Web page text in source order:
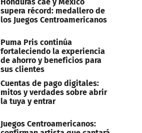
supera récord: medallero de
los Juegos Centroamericanos
Puma Pris continúa
fortaleciendo la experiencia
de ahorro y beneficios para
sus clientes
Cuentas de pago digitales:
mitos y verdades sobre abrir
la tuya y entrar
Juegos Centroamericanos: